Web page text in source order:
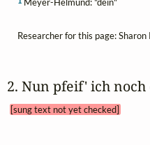
Meyer-Helmund: "dein"
Researcher for this page: Sharon
2. Nun pfeif' ich
[sung text not yet checked]